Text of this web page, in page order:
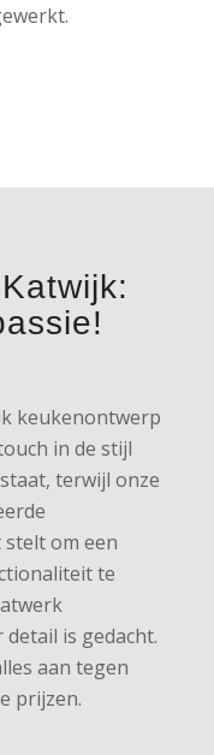
keukenontwerp
in de stijl
terwijl onze
om een
te
is gedacht.
aan tegen
prijzen.